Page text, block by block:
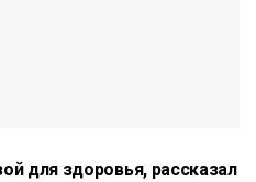
для здоровья, рассказал